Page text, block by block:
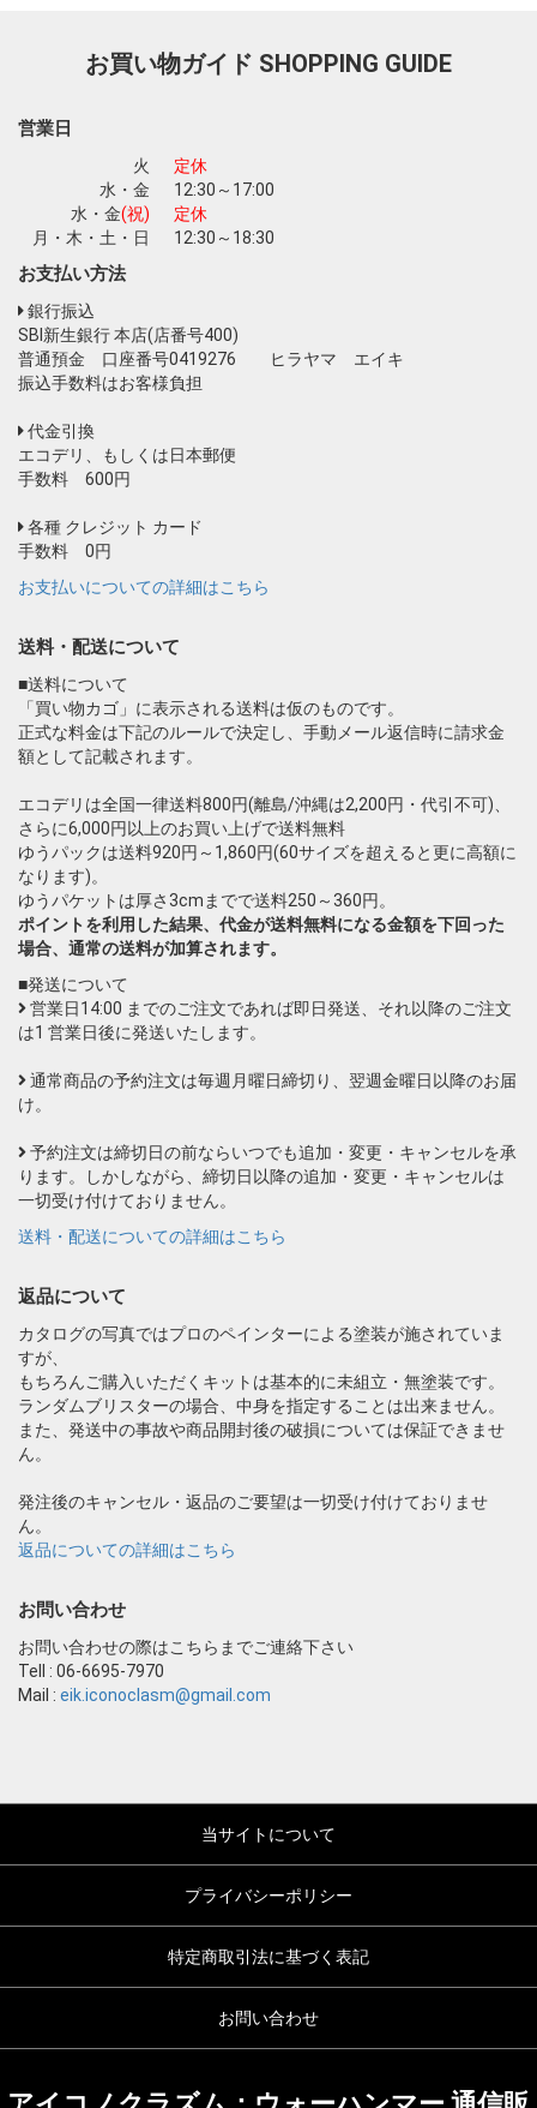
お買い物を続ける
お買い物ガイド SHOPPING GUIDE
営業日
火
定休
水・金
12:30～17:00
水・金(祝)
定休
月・木・土・日
12:30～18:30
お支払い方法
銀行振込
SBI新生銀行 本店(店番号400)
普通預金 口座番号0419276 ヒラヤマ エイキ
振込手数料はお客様負担
代金引換
エコデリ、もしくは日本郵便
手数料 600円
各種 クレジット カード
手数料 0円
お支払いについての詳細はこちら
送料・配送について
■送料について
「買い物カゴ」に表示される送料は仮のものです。
正式な料金は下記のルールで決定し、手動メール返信時に請求金
額として記載されます。
エコデリは全国一律送料800円(離島/沖縄は2,200円・代引不可)、
さらに6,000円以上のお買い上げで送料無料
ゆうパックは送料920円～1,860円(60サイズを超えると更に高額に
なります)。
ゆうパケットは厚さ3cmまでで送料250～360円。
ポイントを利用した結果、代金が送料無料になる金額を下回った
場合、通常の送料が加算されます。
■発送について
営業日14:00 までのご注文であれば即日発送、それ以降のご注文
は1 営業日後に発送いたします。
通常商品の予約注文は毎週月曜日締切り、翌週金曜日以降のお届
け。
予約注文は締切日の前ならいつでも追加・変更・キャンセルを承
ります。しかしながら、締切日以降の追加・変更・キャンセルは
一切受け付けておりません。
送料・配送についての詳細はこちら
返品について
カタログの写真ではプロのペインターによる塗装が施されていま
すが、
もちろんご購入いただくキットは基本的に未組立・無塗装です。
ランダムブリスターの場合、中身を指定することは出来ません。
また、発送中の事故や商品開封後の破損については保証できませ
ん。
発注後のキャンセル・返品のご要望は一切受け付けておりませ
ん。
返品についての詳細はこちら
お問い合わせ
お問い合わせの際はこちらまでご連絡下さい
Tell : 06-6695-7970
Mail : eik.iconoclasm@gmail.com
当サイトについて
プライバシーポリシー
特定商取引法に基づく表記
お問い合わせ